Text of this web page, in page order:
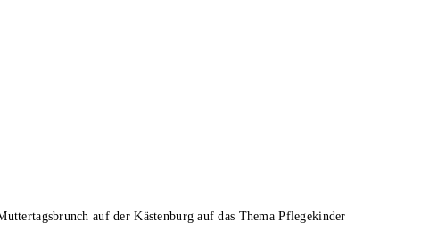
auf der Kästenburg auf das Thema Pflegekinder